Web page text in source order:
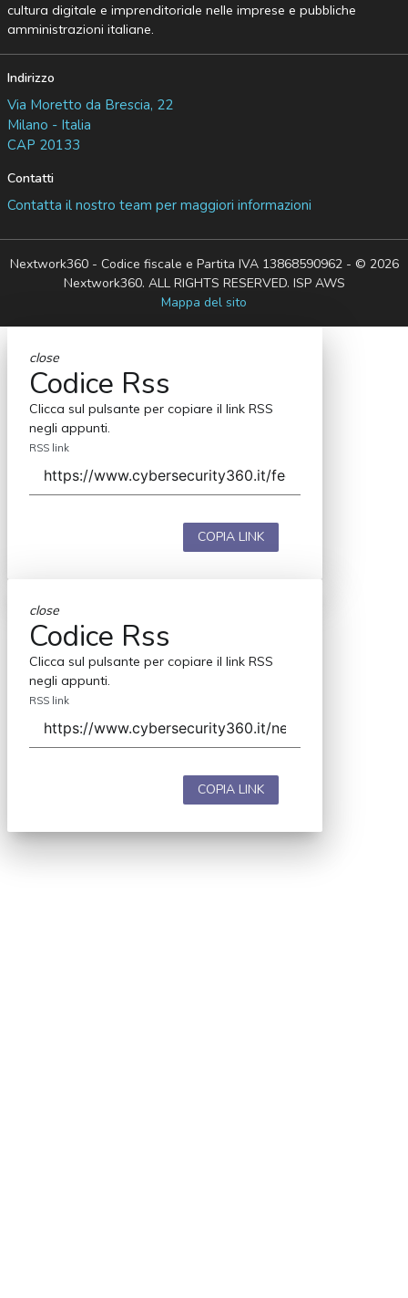
cultura digitale e imprenditoriale nelle imprese e pubbliche
amministrazioni italiane.
Indirizzo
Via Moretto da Brescia, 22
Milano - Italia
CAP 20133
Contatti
Contatta il nostro team per maggiori informazioni
Nextwork360 - Codice fiscale e Partita IVA 13868590962 - © 2026
Nextwork360. ALL RIGHTS RESERVED. ISP AWS
Mappa del sito
close
Codice Rss
Clicca sul pulsante per copiare il link RSS
negli appunti.
RSS link
COPIA LINK
close
Codice Rss
Clicca sul pulsante per copiare il link RSS
negli appunti.
RSS link
COPIA LINK